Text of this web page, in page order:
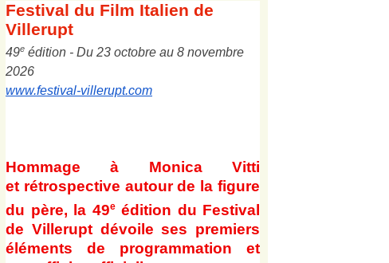
Festival du Film Italien de
Villerupt
49e édition - Du 23 octobre au 8 novembre
2026
www.festival-villerupt.com
Hommage à Monica Vitti
et rétrospective autour de la figure
du père, la 49e édition du Festival
de Villerupt dévoile ses premiers
éléments de programmation et